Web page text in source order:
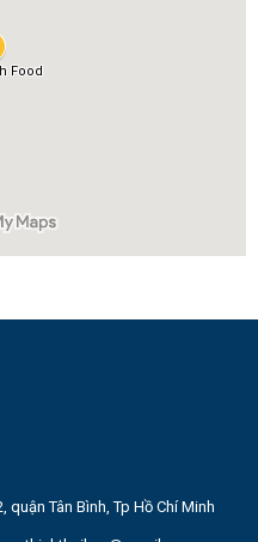
Tân Bình, Tp Hồ Chí Minh